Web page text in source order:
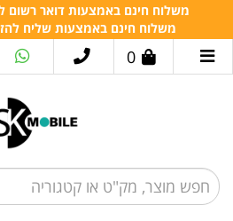
משלוח חינם באמצעות דואר רשום
משלוח חינם באמצעות שליח
0